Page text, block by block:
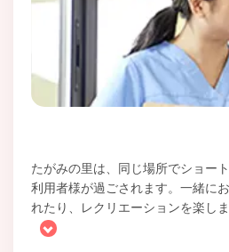
たがみの里は、同じ場所でショー
利用者様が過ごされます。一緒に
れたり、レクリエーションを楽し